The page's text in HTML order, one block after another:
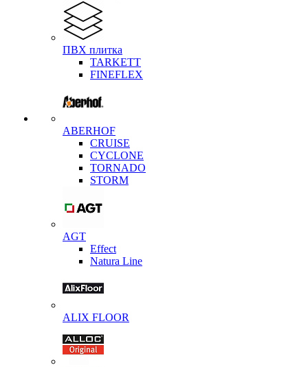
ПВХ плитка
TARKETT
FINEFLEX
ABERHOF
CRUISE
CYCLONE
TORNADO
STORM
AGT
Effect
Natura Line
ALIX FLOOR